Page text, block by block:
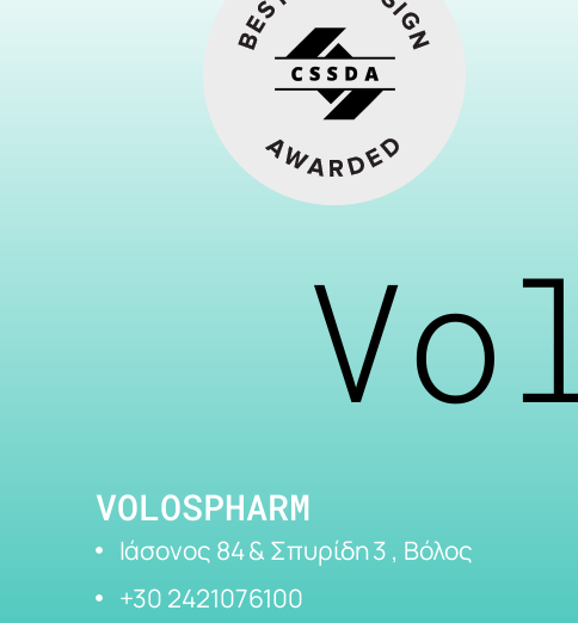
VOLOSPHARM
Ιάσονος 84 & Σπυρίδη 3 , Βόλος
+30 2421076100